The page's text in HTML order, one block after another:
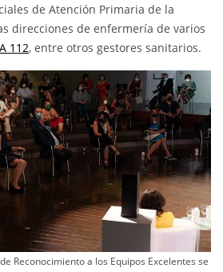
de Atención Primaria de la
direcciones de enfermería de varios
112, entre otros gestores sanitarios.
Reconocimiento a los Equipos Excelentes se